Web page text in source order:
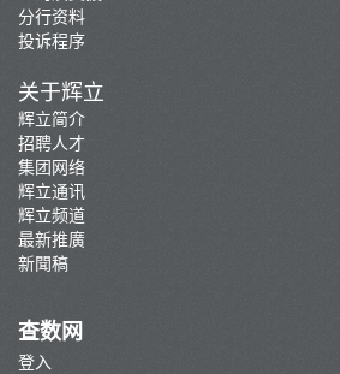
分行资料
投诉程序
关于辉立
辉立简介
招聘人才
集团网络
辉立通讯
辉立频道
最新推廣
新聞稿
查数网
登入